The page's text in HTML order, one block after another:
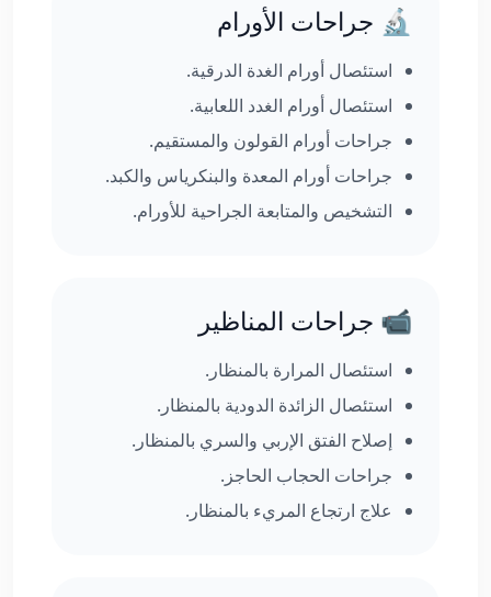
🔬 جراحات الأورام
استئصال أورام الغدة الدرقية.
استئصال أورام الغدد اللعابية.
جراحات أورام القولون والمستقيم.
جراحات أورام المعدة والبنكرياس والكبد.
التشخيص والمتابعة الجراحية للأورام.
📹 جراحات المناظير
استئصال المرارة بالمنظار.
استئصال الزائدة الدودية بالمنظار.
إصلاح الفتق الإربي والسري بالمنظار.
جراحات الحجاب الحاجز.
علاج ارتجاع المريء بالمنظار.